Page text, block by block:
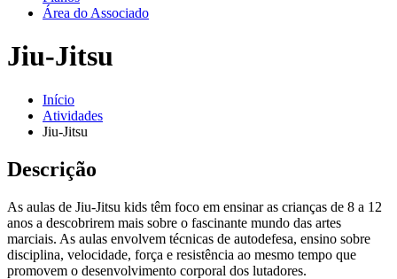
Área do Associado
Jiu-Jitsu
Início
Atividades
Jiu-Jitsu
Descrição
As aulas de Jiu-Jitsu kids têm foco em ensinar as crianças de 8 a 12
anos a descobrirem mais sobre o fascinante mundo das artes
marciais. As aulas envolvem técnicas de autodefesa, ensino sobre
disciplina, velocidade, força e resistência ao mesmo tempo que
promovem o desenvolvimento corporal dos lutadores.